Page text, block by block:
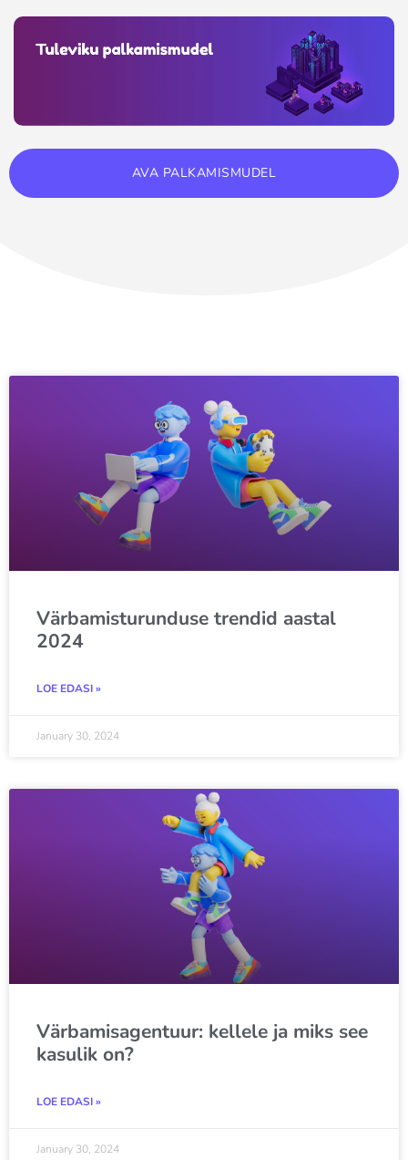
AVA PALKAMISMUDEL
Värbamisturunduse trendid aastal
2024
LOE EDASI »
January 30, 2024
Värbamisagentuur: kellele ja miks see
kasulik on?
LOE EDASI »
January 30, 2024